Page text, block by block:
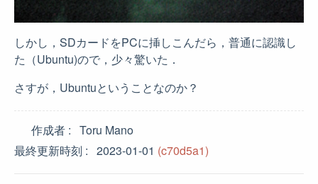
しかし，SDカードをPCに挿しこんだら，普通に認識し
た（Ubuntu)ので，少々驚いた．
さすが，Ubuntuということなのか？
作成者
Toru Mano
最終更新時刻
2023-01-01 (c70d5a1)